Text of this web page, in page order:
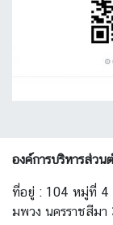
องค์การบริหารส่ว
ที่อยู่ : 104 หมู่ที่ 4
มพวง นครราชสีมา